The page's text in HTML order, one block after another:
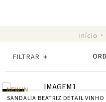
FILTRAR
SANDALIA BEATRIZ DETAIL VINHO